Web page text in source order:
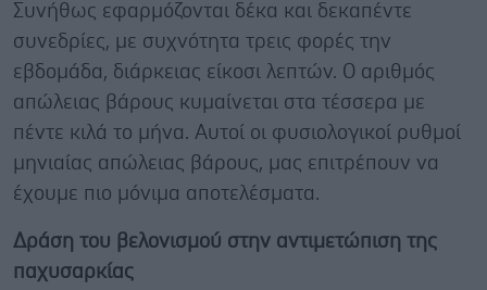
Συνήθως εφαρμόζονται δέκα και δεκαπέντε
συνεδρίες, με συχνότητα τρεις φορές την
εβδομάδα, διάρκειας είκοσι λεπτών. Ο αριθμός
απώλειας βάρους κυμαίνεται στα τέσσερα με
πέντε κιλά το μήνα. Αυτοί οι φυσιολογικοί ρυθμοί
μηνιαίας απώλειας βάρους, μας επιτρέπουν να
έχουμε πιο μόνιμα αποτελέσματα.
Δράση του βελονισμού στην αντιμετώπιση της
παχυσαρκίας